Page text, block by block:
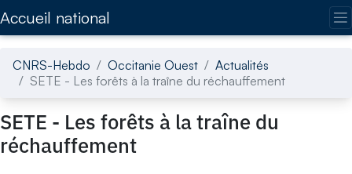
Accueil national
CNRS-Hebdo Occitanie Ouest
Actualités
SETE - Les forêts à la traîne du réchauffement
SETE - Les forêts à la traîne du
réchauffement